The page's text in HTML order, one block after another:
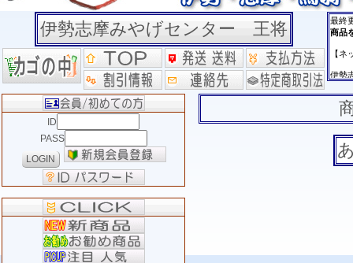
伊勢志摩みやげセンター 王将
ID
PASS